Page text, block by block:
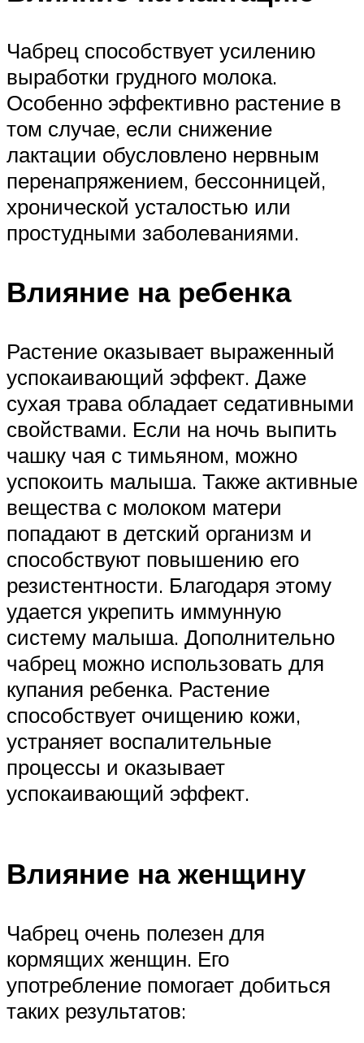
Чабрец способствует усилению
выработки грудного молока.
Особенно эффективно растение в
том случае, если снижение
лактации обусловлено нервным
перенапряжением, бессонницей,
хронической усталостью или
простудными заболеваниями.
Влияние на ребенка
Растение оказывает выраженный
успокаивающий эффект. Даже
сухая трава обладает седативными
свойствами. Если на ночь выпить
чашку чая с тимьяном, можно
успокоить малыша. Также активные
вещества с молоком матери
попадают в детский организм и
способствуют повышению его
резистентности. Благодаря этому
удается укрепить иммунную
систему малыша. Дополнительно
чабрец можно использовать для
купания ребенка. Растение
способствует очищению кожи,
устраняет воспалительные
процессы и оказывает
успокаивающий эффект.
Влияние на женщину
Чабрец очень полезен для
кормящих женщин. Его
употребление помогает добиться
таких результатов: